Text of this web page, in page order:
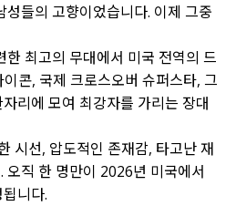
들의 고향이었습니다. 이제 그중
한 최고의 무대에서 미국 전역의 드
콘, 국제 크로스오버 슈퍼스타, 그
리에 모여 최강자를 가리는 장대
시선, 압도적인 존재감, 타고난 재
직 한 명만이 2026년 미국에서
니다.